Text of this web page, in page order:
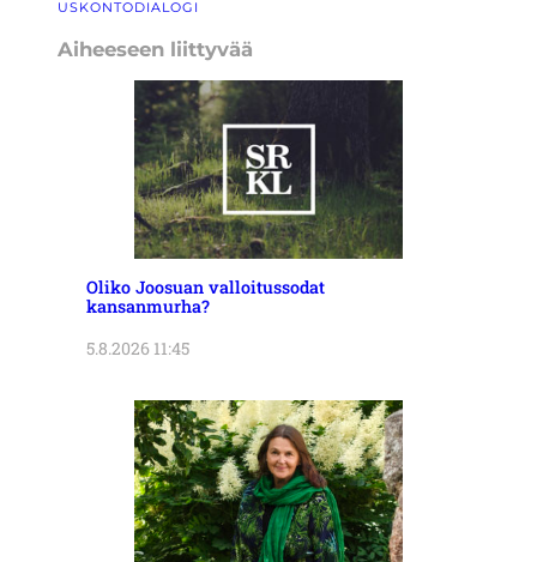
USKONTODIALOGI
Aiheeseen liittyvää
Oliko Joosuan valloitussodat
kansanmurha?
5.8.2026 11:45